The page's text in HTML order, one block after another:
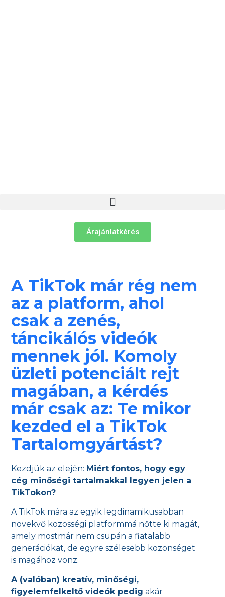
Árajánlatkérés
A TikTok már rég nem
az a platform, ahol
csak a zenés,
táncikálós videók
mennek jól. Komoly
üzleti potenciált rejt
magában, a kérdés
már csak az: Te mikor
kezded el a TikTok
Tartalomgyártást?
Kezdjük az elején: Miért fontos, hogy egy
cég minőségi tartalmakkal legyen jelen a
TikTokon?
A TikTok mára az egyik legdinamikusabban
növekvő közösségi platformmá nőtte ki magát,
amely mostmár nem csupán a fiatalabb
generációkat, de egyre szélesebb közönséget
is magához vonz.
A (valóban) kreatív, minőségi,
figyelemfelkeltő videók pedig akár